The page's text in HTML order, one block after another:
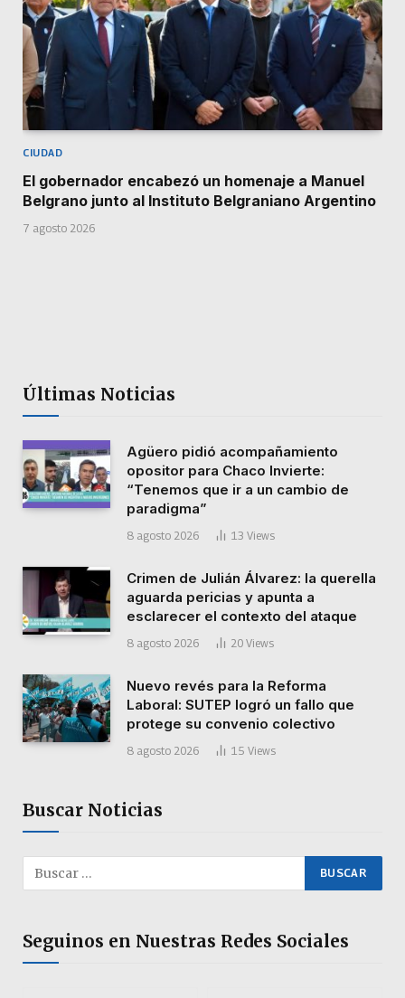
CIUDAD
El gobernador encabezó un homenaje a Manuel
Belgrano junto al Instituto Belgraniano Argentino
7 agosto 2026
Últimas Noticias
Agüero pidió acompañamiento
opositor para Chaco Invierte:
“Tenemos que ir a un cambio de
paradigma”
8 agosto 2026 13 Views
Crimen de Julián Álvarez: la querella
aguarda pericias y apunta a
esclarecer el contexto del ataque
8 agosto 2026 20 Views
Nuevo revés para la Reforma
Laboral: SUTEP logró un fallo que
protege su convenio colectivo
8 agosto 2026 15 Views
Buscar Noticias
Seguinos en Nuestras Redes Sociales